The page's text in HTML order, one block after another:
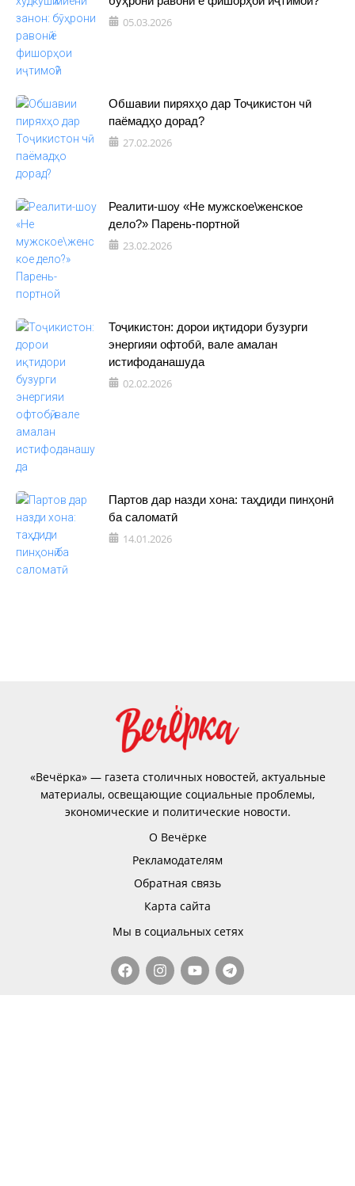
05.03.2026
Обшавии пиряхҳо дар Тоҷикистон чӣ
паёмадҳо дорад?
27.02.2026
Реалити-шоу «Не мужское\женское
дело?» Парень-портной
23.02.2026
Тоҷикистон: дорои иқтидори бузурги
энергияи офтобӣ, вале амалан
истифоданашуда
02.02.2026
Партов дар назди хона: таҳдиди пинҳонӣ
ба саломатӣ
14.01.2026
«Вечёрка» — газета столичных новостей, актуальные
материалы, освещающие социальные проблемы,
экономические и политические новости.
О Вечёрке
Рекламодателям
Обратная связь
Карта сайта
Мы в социальных сетях